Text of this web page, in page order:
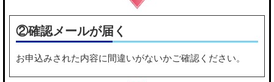
②確認メールが届く
お申込みされた内容に間違いがないかご確認ください。